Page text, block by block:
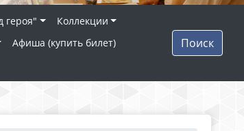
героя"
Коллекции
Афиша (купить билет)
Поиск